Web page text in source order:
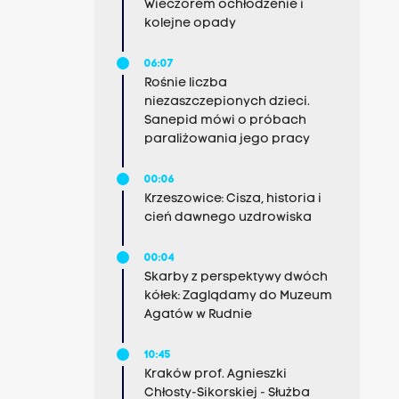
Wieczorem ochłodzenie i
kolejne opady
06:07
Rośnie liczba
niezaszczepionych dzieci.
Sanepid mówi o próbach
paraliżowania jego pracy
00:06
Krzeszowice: Cisza, historia i
cień dawnego uzdrowiska
00:04
Skarby z perspektywy dwóch
kółek: Zaglądamy do Muzeum
Agatów w Rudnie
10:45
Kraków prof. Agnieszki
Chłosty-Sikorskiej - Służba